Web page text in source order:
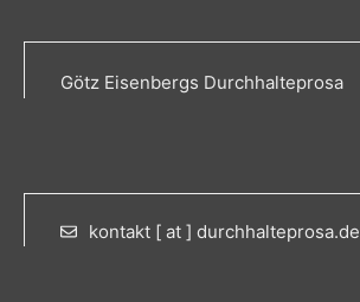
Götz Eisenbergs Durchhalteprosa
kontakt [ at ] durchhalteprosa.de